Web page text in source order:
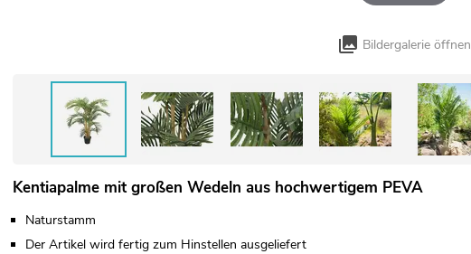
Bildergalerie öffnen
Kentiapalme mit großen Wedeln aus hochwertigem PEVA
Naturstamm
Der Artikel wird fertig zum Hinstellen ausgeliefert